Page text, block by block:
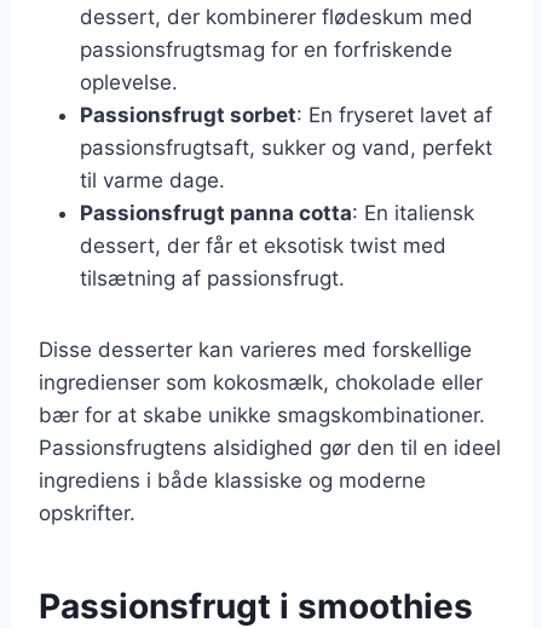
dessert, der kombinerer flødeskum med
passionsfrugtsmag for en forfriskende
oplevelse.
Passionsfrugt sorbet: En fryseret lavet af
passionsfrugtsaft, sukker og vand, perfekt
til varme dage.
Passionsfrugt panna cotta: En italiensk
dessert, der får et eksotisk twist med
tilsætning af passionsfrugt.
Disse desserter kan varieres med forskellige
ingredienser som kokosmælk, chokolade eller
bær for at skabe unikke smagskombinationer.
Passionsfrugtens alsidighed gør den til en ideel
ingrediens i både klassiske og moderne
opskrifter.
Passionsfrugt i smoothies